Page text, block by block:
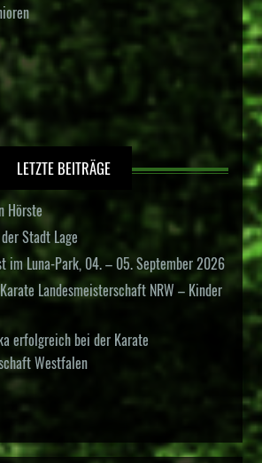
LETZTE BEITRÄGE
Hörste
Stadt Lage
im Luna-Park, 04. – 05. September 2026
Landesmeisterschaft NRW – Kinder
erfolgreich bei der Karate
Westfalen